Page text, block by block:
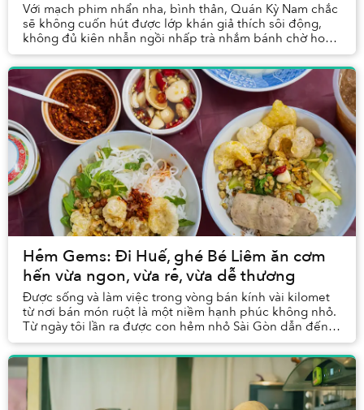
Với mạch phim nhẩn nha, bình thản, Quán Kỳ Nam chắc
sẽ không cuốn hút được lớp khán giả thích sôi động,
không đủ kiên nhẫn ngồi nhấp trà nhắm bánh chờ hoa
quỳnh nở trong đêm. Tuy vậy, những ai dành đư...
Hẻm Gems: Đi Huế, ghé Bé Liêm ăn cơm
hến vừa ngon, vừa rẻ, vừa dễ thương
Được sống và làm việc trong vòng bán kính vài kilomet
từ nơi bán món ruột là một niềm hạnh phúc không nhỏ.
Từ ngày tôi lần ra được con hẻm nhỏ Sài Gòn dẫn đến
quán Cơm Hến O Thu, cứ mỗi tháng vài lần,...